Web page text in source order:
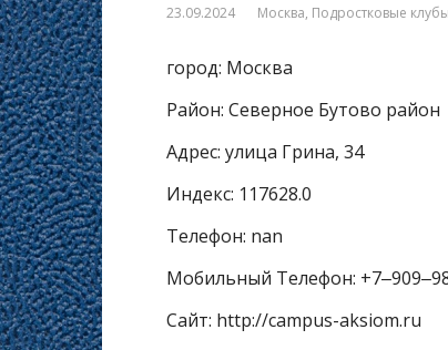
23.09.2024 Москва, Подростковые клубы
город: Москва
Район: Северное Бутово район
Адрес: улица Грина, 34
Индекс: 117628.0
Телефон: nan
Мобильный Телефон:
Сайт: http://campus-aksiom.ru